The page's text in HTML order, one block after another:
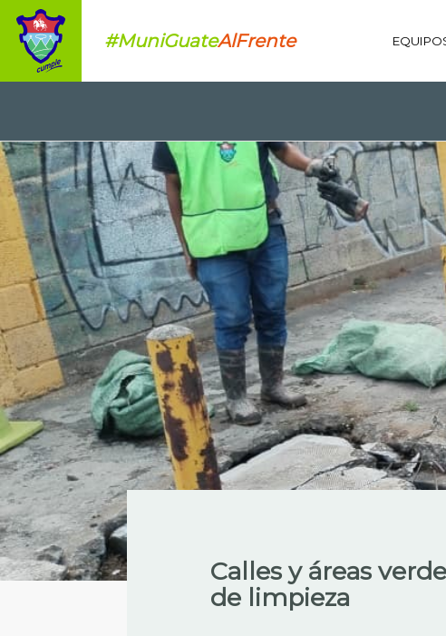
#MuniGuateAlFrente
Calles y áreas
de limpieza